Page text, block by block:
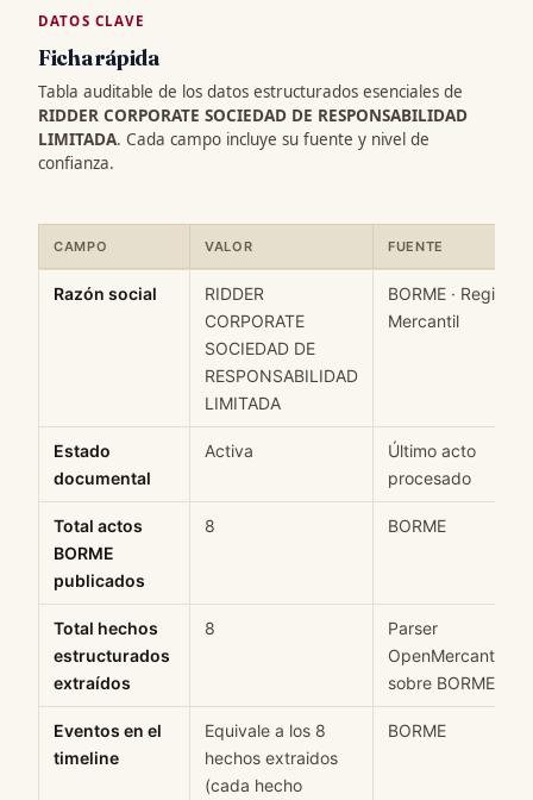
DATOS CLAVE
Ficha rápida
Tabla auditable de los datos estructurados esenciales de
RIDDER CORPORATE SOCIEDAD DE RESPONSABILIDAD
LIMITADA. Cada campo incluye su fuente y nivel de
confianza.
CAMPO VALOR FUENTE
Razón social
RIDDER
CORPORATE
SOCIEDAD DE
RESPONSABILIDAD
LIMITADA
BORME · Registro
Mercantil
Estado
documental
Activa
Último acto
procesado
Total actos
BORME
publicados
8 BORME
Total hechos
estructurados
extraídos
8
Parser
OpenMercantil
sobre BORME
Eventos en el
timeline
Equivale a los 8
hechos extraidos
(cada hecho
BORME